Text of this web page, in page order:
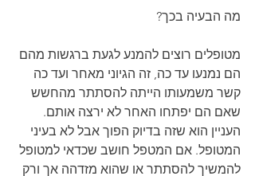
מה הבעיה בכך?
מטופלים רוצים להמנע לגעת ברגשות מהם
הם נמנעו עד כה, זה הגיוני מאחר ועד כה
קשר משמעותו הייתה להסתתר מהחשש
שאם הם יפתחו האחר לא ירצה אותם.
העניין הוא שזה בדיוק הפוך אבל לא בעיני
המטופל. אם המטפל חושב שכדאי למטופל
להמשיך להסתתר או שהוא מזדהה אך ורק